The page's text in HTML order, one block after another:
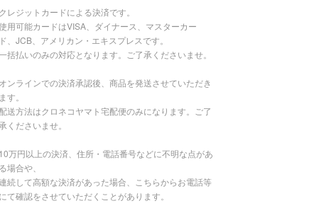
クレジットカードによる決済です。
用可能カードはVISA、ダイナース、マスターカー
ド、JCB、アメリカン・エキスプレスです。
括払いのみの対応となります。ご了承くださいませ。
オンラインでの決済承認後、商品を発送させていただき
ます。
配送方法はクロネコヤマト宅配便のみになります。ご了
承くださいませ。
10万円以上の決済、住所・電話番号などに不明な点があ
る場合や、
続して高額な決済があった場合、こちらからお電話等
にて確認をさせていただくことがあります。